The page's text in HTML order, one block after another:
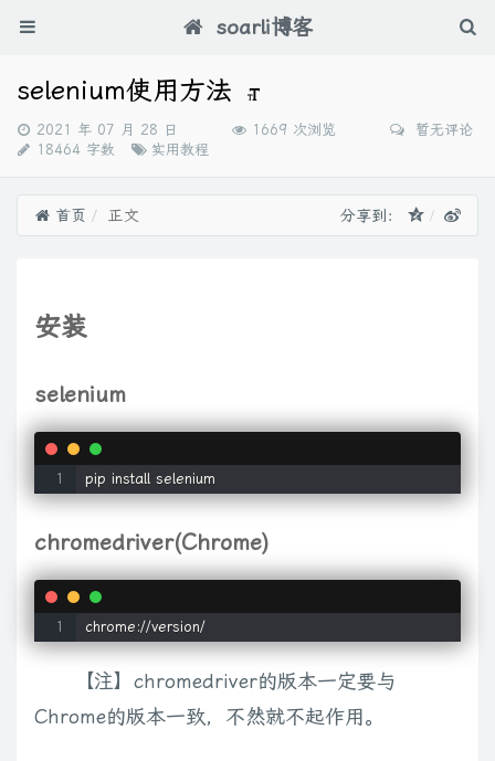
soarli博客
selenium使用方法
发
布
2021 年 07 月 28 日 1669 次浏览
暂无评论
18464 字数
分
实用教程
首页 正文 分享到：
安装
selenium
pip install selenium
chromedriver(Chrome)
chrome://version/
【注】chromedriver的版本一定要与
Chrome的版本一致，不然就不起作用。